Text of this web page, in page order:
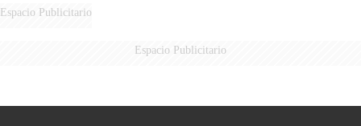
Espacio Publicitario
Espacio Publicitario